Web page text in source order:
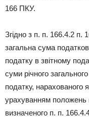
166 ПКУ.
Згідно з п. п. 166.4.2
загальна сума
податку в звітному
суми річного
податку, нарахованого
урахуванням положень
визначеного п. п.